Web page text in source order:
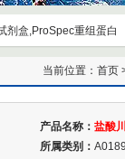
剂盒,ProSpec重组蛋白
当前位置： 首页
产品名称： 盐酸
所属类别： A0189